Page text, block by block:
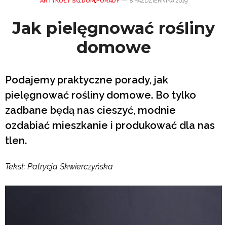
Jak pielęgnować rośliny
domowe
Podajemy praktyczne porady, jak
pielęgnować rośliny domowe. Bo tylko
zadbane będą nas cieszyć, modnie
ozdabiać mieszkanie i produkować dla nas
tlen.
Tekst: Patrycja Skwierczyńska